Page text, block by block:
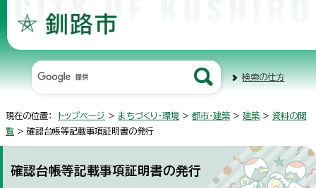
検索の仕方
現在の位置： トップページ > まちづくり・環境 > 都市・建築 > 建築 > 資料の閲
覧 > 確認台帳等記載事項証明書の発行
確認台帳等記載事項証明書の発行